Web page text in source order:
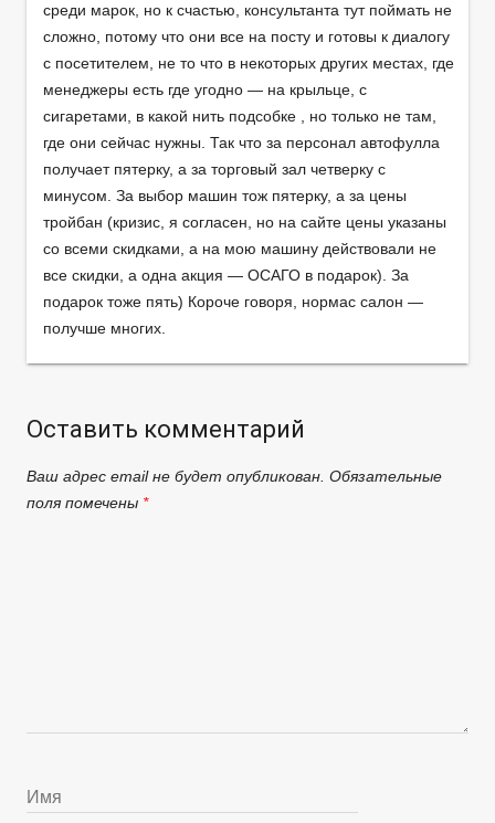
среди марок, но к счастью, консультанта тут поймать не
сложно, потому что они все на посту и готовы к диалогу
с посетителем, не то что в некоторых других местах, где
менеджеры есть где угодно — на крыльце, с
сигаретами, в какой нить подсобке , но только не там,
где они сейчас нужны. Так что за персонал автофулла
получает пятерку, а за торговый зал четверку с
минусом. За выбор машин тож пятерку, а за цены
тройбан (кризис, я согласен, но на сайте цены указаны
со всеми скидками, а на мою машину действовали не
все скидки, а одна акция — ОСАГО в подарок). За
подарок тоже пять) Короче говоря, нормас салон —
получше многих.
Оставить комментарий
Ваш адрес email не будет опубликован. Обязательные
поля помечены *